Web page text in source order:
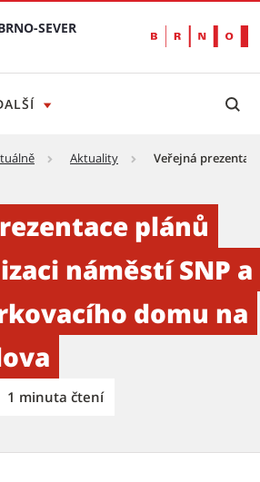
SEVER
Aktuality Veřejná
plánů
náměstí SNP a
domu na
1 minuta čtení